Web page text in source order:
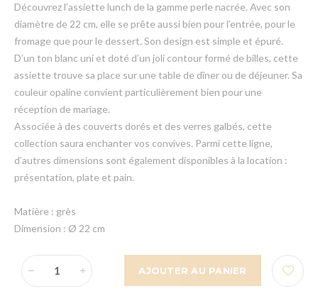
Découvrez l’assiette lunch de la gamme perle nacrée. Avec son
diamètre de 22 cm, elle se prête aussi bien pour l’entrée, pour le
fromage que pour le dessert. Son design est simple et épuré.
D’un ton blanc uni et doté d’un joli contour formé de billes, cette
assiette trouve sa place sur une table de dîner ou de déjeuner. Sa
couleur opaline convient particulièrement bien pour une
réception de mariage.
Associée à des couverts dorés et des verres galbés, cette
collection saura enchanter vos convives. Parmi cette ligne,
d’autres dimensions sont également disponibles à la location :
présentation, plate et pain.
Matière : grès
Dimension : Ø 22 cm
AJOUTER AU PANIER